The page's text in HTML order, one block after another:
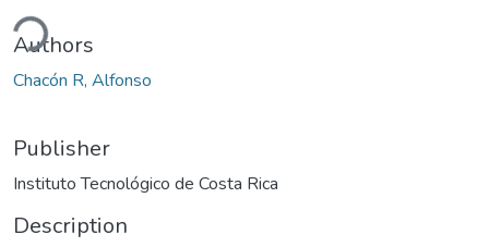
Authors
Chacón R, Alfonso
Publisher
Instituto Tecnológico de Costa Rica
Description